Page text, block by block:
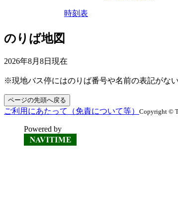
時刻表
のりば地図
2026年8月8日 現在
※現地バス停にはのりば番号や名前の表記がな
ページの先頭へ戻る
ご利用にあたって（免責について等） Copyright ©
Powered by